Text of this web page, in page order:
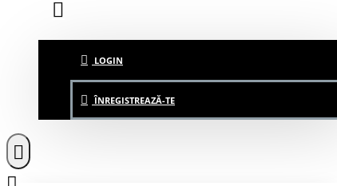
LOGIN
ÎNREGISTREAZĂ-TE